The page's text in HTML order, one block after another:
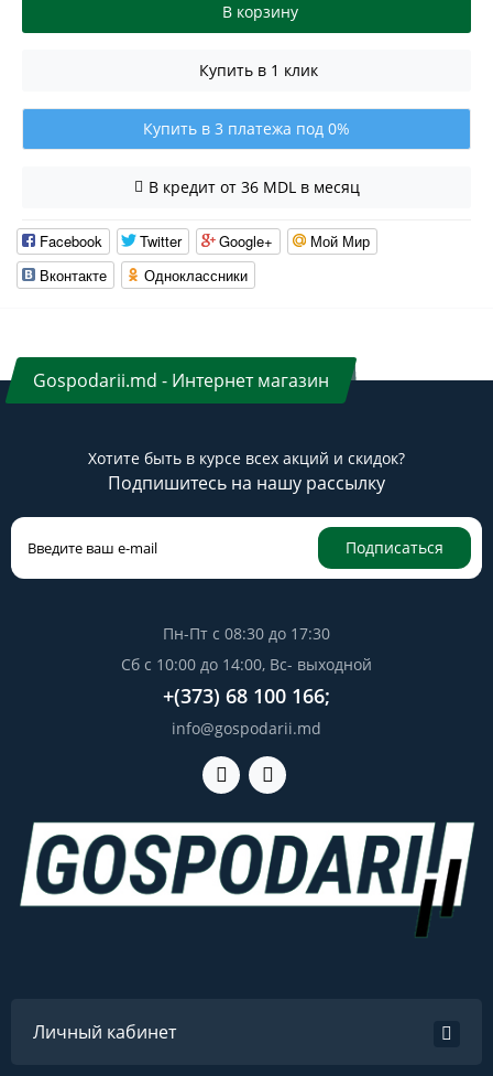
В корзину
Купить в 1 клик
Купить в 3 платежа под 0%
В кредит от 36 MDL в месяц
Facebook Twitter Google+
Мой Мир
Вконтакте
Одноклассники
Gospodarii.md - Интернет магазин
Хотите быть в курсе всех акций и скидок?
Подпишитесь на нашу рассылку
Подписаться
Пн-Пт с 08:30 до 17:30
Сб с 10:00 до 14:00, Вс- выходной
+(373) 68 100 166;
info@gospodarii.md
Личный кабинет